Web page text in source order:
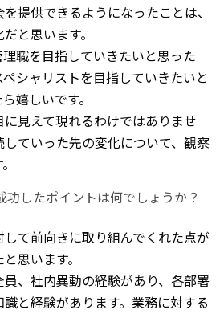
提供できるようになったことは、
と思います。
職を目指していきたいと思った
シャリストを目指していきたいと
嬉しいです。
見えて現れるわけではありませ
ていった先の変化について、観察
功したポイントは何でしょうか？
て前向きに取り組んでくれた点が
思います。
、社内異動の経験があり、各部署
と経験があります。業務に対する